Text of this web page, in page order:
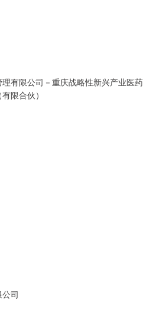
有限公司－重庆战略性新兴产业医药
限合伙）
司